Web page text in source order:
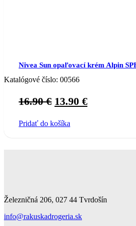
Nivea Sun opaľovací krém Alpin
Katalógové číslo: 00566
16.90€ Original
was:
13.90 €Current
Pridať do košíka
Železničná 206, 027 44 Tvrdošín
info@rakuskadrogeria.sk